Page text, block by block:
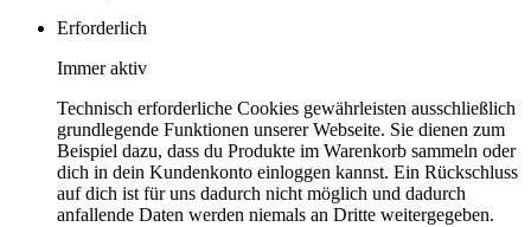
Erforderlich
Immer aktiv
Technisch erforderliche Cookies gewährleisten ausschließlich
grundlegende Funktionen unserer Webseite. Sie dienen zum
Beispiel dazu, dass du Produkte im Warenkorb sammeln oder
dich in dein Kundenkonto einloggen kannst. Ein Rückschluss
auf dich ist für uns dadurch nicht möglich und dadurch
anfallende Daten werden niemals an Dritte weitergegeben.